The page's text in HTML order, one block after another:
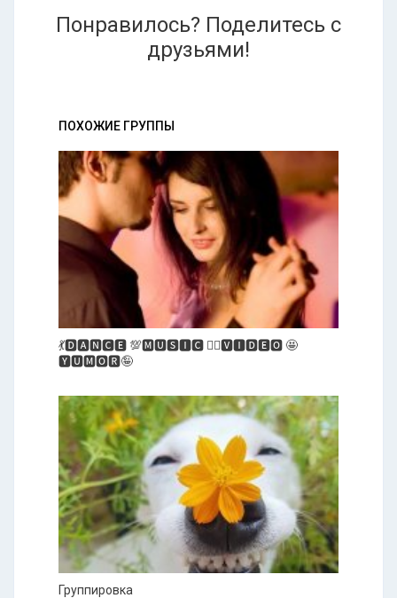
Понравилось? Поделитесь с
друзьями!
ПОХОЖИЕ ГРУППЫ
💃🅳🅰🅽🅲🅴 💯🅼🆄🆂🅸🅲 👯‍♀️🆅🅸🅳🅴🅾 🤩
🆈🆄🅼🅾🆁🤪
Группировка